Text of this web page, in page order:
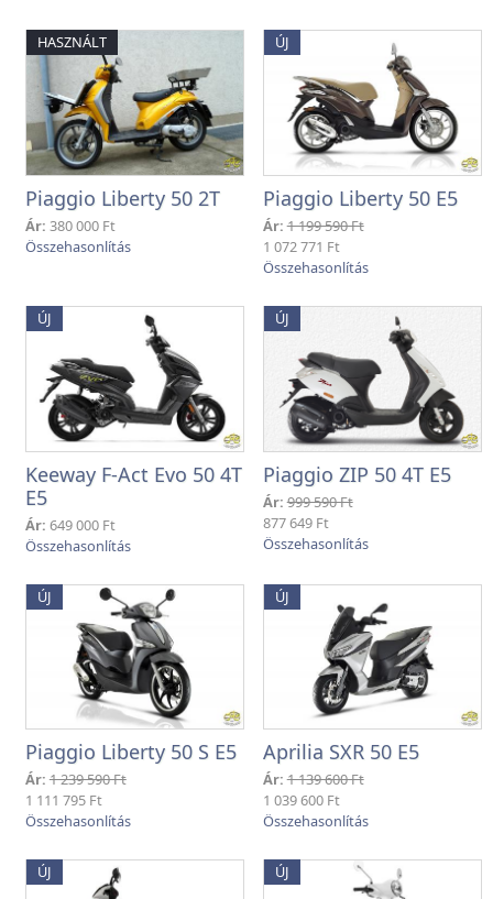
HASZNÁLT
Piaggio Liberty 50 2T
Ár: 380 000 Ft
ÚJ
Piaggio Liberty 50 E5
Ár:1 199 590 Ft
1 072 771 Ft
ÚJ
Keeway F-Act Evo 50 4T
E5
Ár: 649 000 Ft
ÚJ
Piaggio ZIP 50 4T E5
Ár:999 590 Ft
877 649 Ft
ÚJ
Piaggio Liberty 50 S E5
Ár: 1 239 590 Ft
1 111 795 Ft
ÚJ
Aprilia SXR 50 E5
Ár:1 139 600 Ft
1 039 600 Ft
ÚJ ÚJ